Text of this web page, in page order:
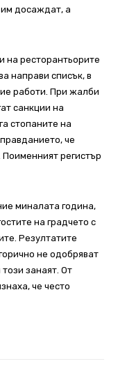
им досаждат, а
ресторантьорите
направи списък, в
работи. При жалби
санкции на
стопаните на
че
Поименният регистър
миналата година,
на градчето с
Резултатите
не одобряват
занаят. От
че често